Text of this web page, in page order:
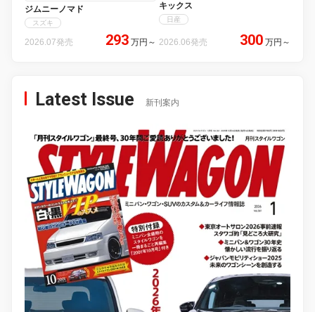
ジムニーノマド
スズキ
2026.07発売 293 万円 ～
キックス
日産
2026.06発売 300 万円 ～
Latest Issue 新刊案内